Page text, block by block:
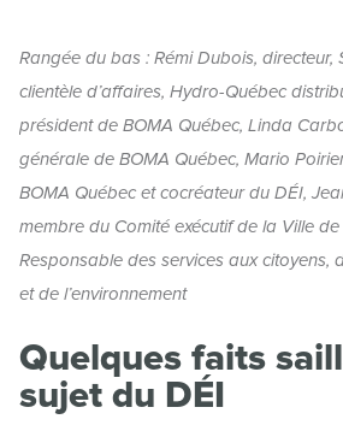
Rangée du bas : Rémi Dubois, directeur,
clientèle d’affaires, Hydro-Québec
président de BOMA Québec, Linda
générale de BOMA Québec, Mario
BOMA Québec et cocréateur du DÉI,
membre du Comité exécutif de la Ville
Responsable des services aux citoyens,
et de l’environnement
Quelques faits
sujet du DÉI